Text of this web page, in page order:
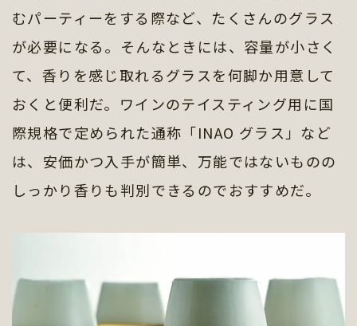
むパーティーをする際など、たくさんのグラス
が必要になる。そんなときには、容量が小さく
て、香りを感じ取れるグラスを何脚か用意して
おくと便利だ。ワインのテイスティング用に国
際規格で定められた通称「INAO グラス」など
は、安価かつ入手が簡単、万能ではないものの
しっかり香りも判別できるのでおすすめだ。